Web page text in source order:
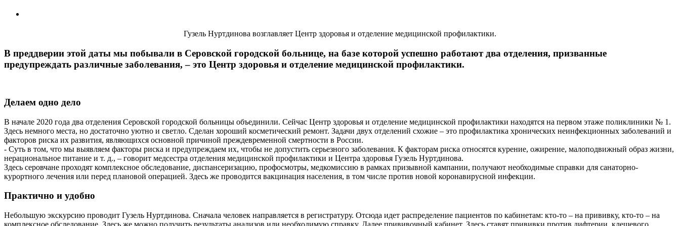
Гузель Нуртдинова возглавляет Центр здоровья и отделение медицинской профилактики.
В преддверии этой даты мы побывали в Серовской городской больнице, на базе которой успешно работают два отделения, призванные
предупреждать различные заболевания, – это Центр здоровья и отделение медицинской профилактики.
Делаем одно дело
В начале 2020 года два отделения Серовской городской больницы объединили. Сейчас Центр здоровья и отделение медицинской профилактики находятся на первом этаже поликлиники № 1.
Здесь немного места, но достаточно уютно и светло. Сделан хороший косметический ремонт. Задачи двух отделений схожие – это профилактика хронических неинфекционных заболеваний и
факторов риска их развития, являющихся основной причиной преждевременной смертности в России.
- Суть в том, что мы выявляем факторы риска и предупреждаем их, чтобы не допустить серьезного заболевания. К факторам риска относятся курение, ожирение, малоподвижный образ жизни,
нерацио­нальное питание и т. д., – говорит медсестра отделения медицинской профилактики и Центра здоровья Гузель Нуртдинова.
Здесь серовчане проходят комплексное обследование, диспансеризацию, профосмотры, медкомиссию в рамках призывной кампании, получают необходимые справки для санаторно-
курортного лечения или перед плановой операцией. Здесь же проводится вакцинация населения, в том числе против новой коронавирусной инфекции.
Практично и удобно
Небольшую экскурсию проводит Гузель Нуртдинова. Сначала человек направляется в регистратуру. Отсюда идет распределение пациентов по кабинетам: кто-то – на прививку, кто-то – на